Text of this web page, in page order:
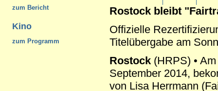
zum Bericht
Kino
zum Programm
Rostock bleibt
Offizielle
Titelübergabe am
Rostock (HRPS) •
September 2014,
von Lisa Herrmann